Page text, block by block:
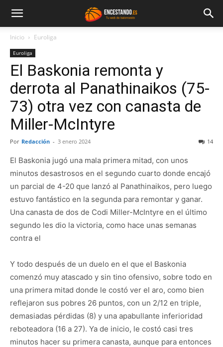
Inicio Euroliga
Euroliga
El Baskonia remonta y
derrota al Panathinaikos (75-
73) otra vez con canasta de
Miller-McIntyre
Por Redacción - 3 enero 2024 14
El Baskonia jugó una mala primera mitad, con unos
minutos desastrosos en el segundo cuarto donde encajó
un parcial de 4-20 que lanzó al Panathinaikos, pero luego
estuvo fantástico en la segunda para remontar y ganar.
Una canasta de dos de Codi Miller-McIntyre en el último
segundo les dio la victoria, como hace unas semanas
contra el
Y todo después de un duelo en el que el Baskonia
comenzó muy atascado y sin tino ofensivo, sobre todo en
una primera mitad donde le costó ver el aro, como bien
reflejaron sus pobres 26 puntos, con un 2/12 en triple,
demasiadas pérdidas (8) y una apabullante inferioridad
reboteadora (16 a 27). Ya de inicio, le costó casi tres
minutos hacer su primera canasta, aunque para entonces